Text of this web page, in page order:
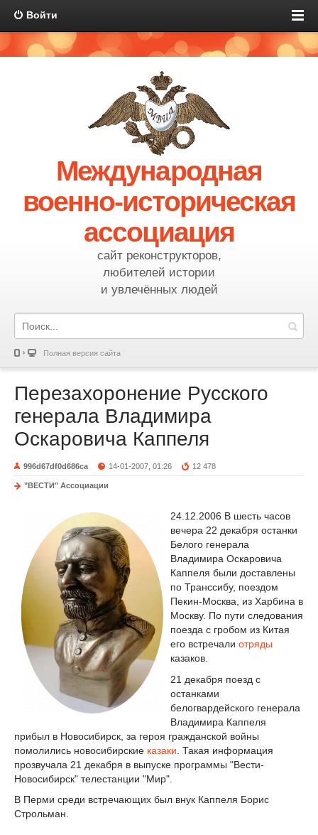
Войти
Международная
военно-историческая
ассоциация
сайт реконструкторов,
любителей истории
и увлечённых людей
Полная версия сайта
Перезахоронение Русского
генерала Владимира
Оскаровича Каппеля
996d67df0d686ca 14-01-2007, 01:26 12 478
"ВЕСТИ" Ассоциации
24.12.2006 В шесть часов
вечера 22 декабря останки
Белого генерала
Владимира Оскаровича
Каппеля были доставлены
по Транссибу, поездом
Пекин-Москва, из Харбина в
Москву. По пути следования
поезда с гробом из Китая
его встречали отряды
казаков.
21 декабря поезд с
останками
белогвардейского генерала
Владимира Каппеля
прибыл в Новосибирск, за героя гражданской войны
помолились новосибирские казаки . Такая информация
прозвучала 21 декабря в выпуске программы "Вести-
Новосибирск" телестанции "Мир".
В Перми среди встречающих был внук Каппеля Борис
Строльман.